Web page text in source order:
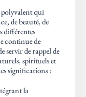
polyvalent qui
de beauté, de
différentes
continue de
servir de rappel de
spirituels et
significations :
la